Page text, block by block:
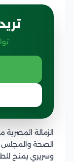
الزمالة
الصحة
وسريري يمنح